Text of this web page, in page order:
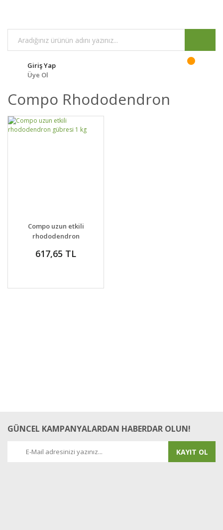
Giriş Yap
Üye Ol
Compo Rhododendron
DETAYLAR
VER
Compo uzun etkili
rhododendron
617,65 TL
GÜNCEL KAMPANYALARDAN HABERDAR OLUN!
KAYIT OL